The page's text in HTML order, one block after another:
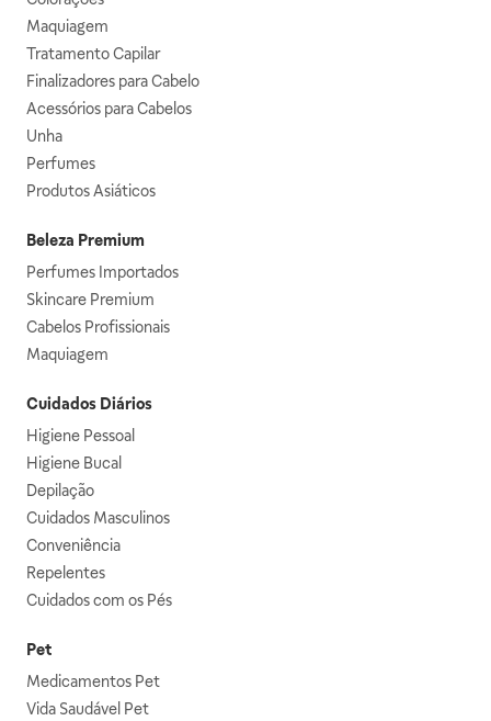
Maquiagem
Tratamento Capilar
Finalizadores para Cabelo
Acessórios para Cabelos
Unha
Perfumes
Produtos Asiáticos
Beleza Premium
Perfumes Importados
Skincare Premium
Cabelos Profissionais
Maquiagem
Cuidados Diários
Higiene Pessoal
Higiene Bucal
Depilação
Cuidados Masculinos
Conveniência
Repelentes
Cuidados com os Pés
Pet
Medicamentos Pet
Vida Saudável Pet